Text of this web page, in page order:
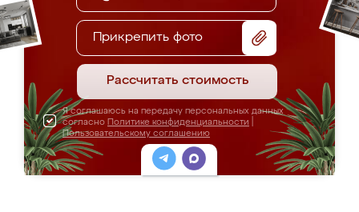
Прикрепить фото
Рассчитать стоимость
Я соглашаюсь на передачу персональных данных
согласно Политике конфиденциальности
Пользовательскому соглашению